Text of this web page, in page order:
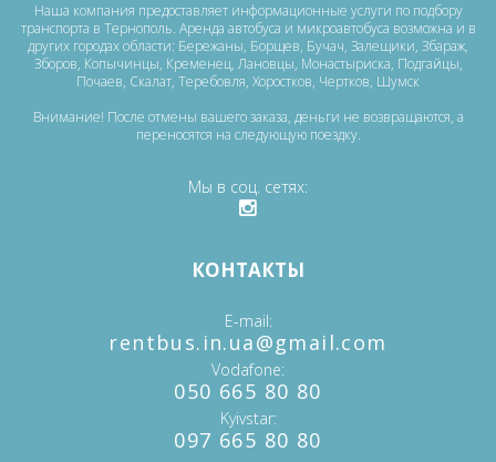
Наша компания предоставляет информационные услуги по подбору
транспорта в Тернополь. Аренда автобуса и микроавтобуса возможна и в
других городах области: Бережаны, Борщев, Бучач, Залещики, Збараж,
Зборов, Копычинцы, Кременец, Лановцы, Монастыриска, Подгайцы,
Почаев, Скалат, Теребовля, Хоростков, Чертков, Шумск
Внимание! После отмены вашего заказа, деньги не возвращаются, а
переносятся на следующую поездку.
Мы в соц. сетях
КОНТАКТЫ
E-mail
‎rentbus.in.ua@gmail.com
Vodafone
‎‎050 665 80 80
Kyivstar
‎097 665 80 80